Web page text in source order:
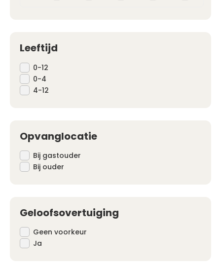
Leeftijd
0-12
0-4
4-12
Opvanglocatie
Bij gastouder
Bij ouder
Geloofsovertuiging
Geen voorkeur
Ja